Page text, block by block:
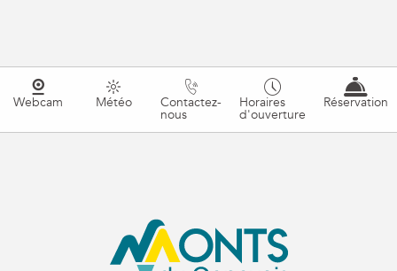
Webcam Météo Contactez-
nous
Horaires
d'ouverture
Réservation